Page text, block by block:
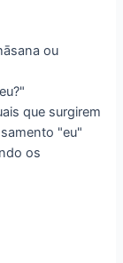
ou
que surgirem
"eu"
os